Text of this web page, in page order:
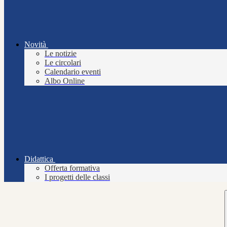
Novità
Le notizie
Le circolari
Calendario eventi
Albo Online
Didattica
Offerta formativa
I progetti delle classi